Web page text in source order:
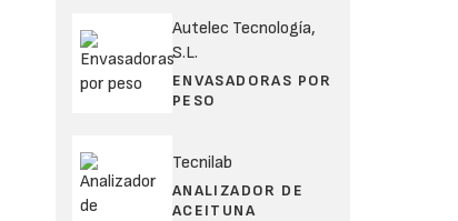
Autelec Tecnología,
S.L.
ENVASADORAS POR
PESO
Tecnilab
ANALIZADOR DE
ACEITUNA